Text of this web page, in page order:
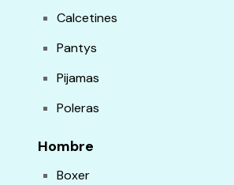
Calcetines
Pantys
Pijamas
Poleras
Hombre
Boxer